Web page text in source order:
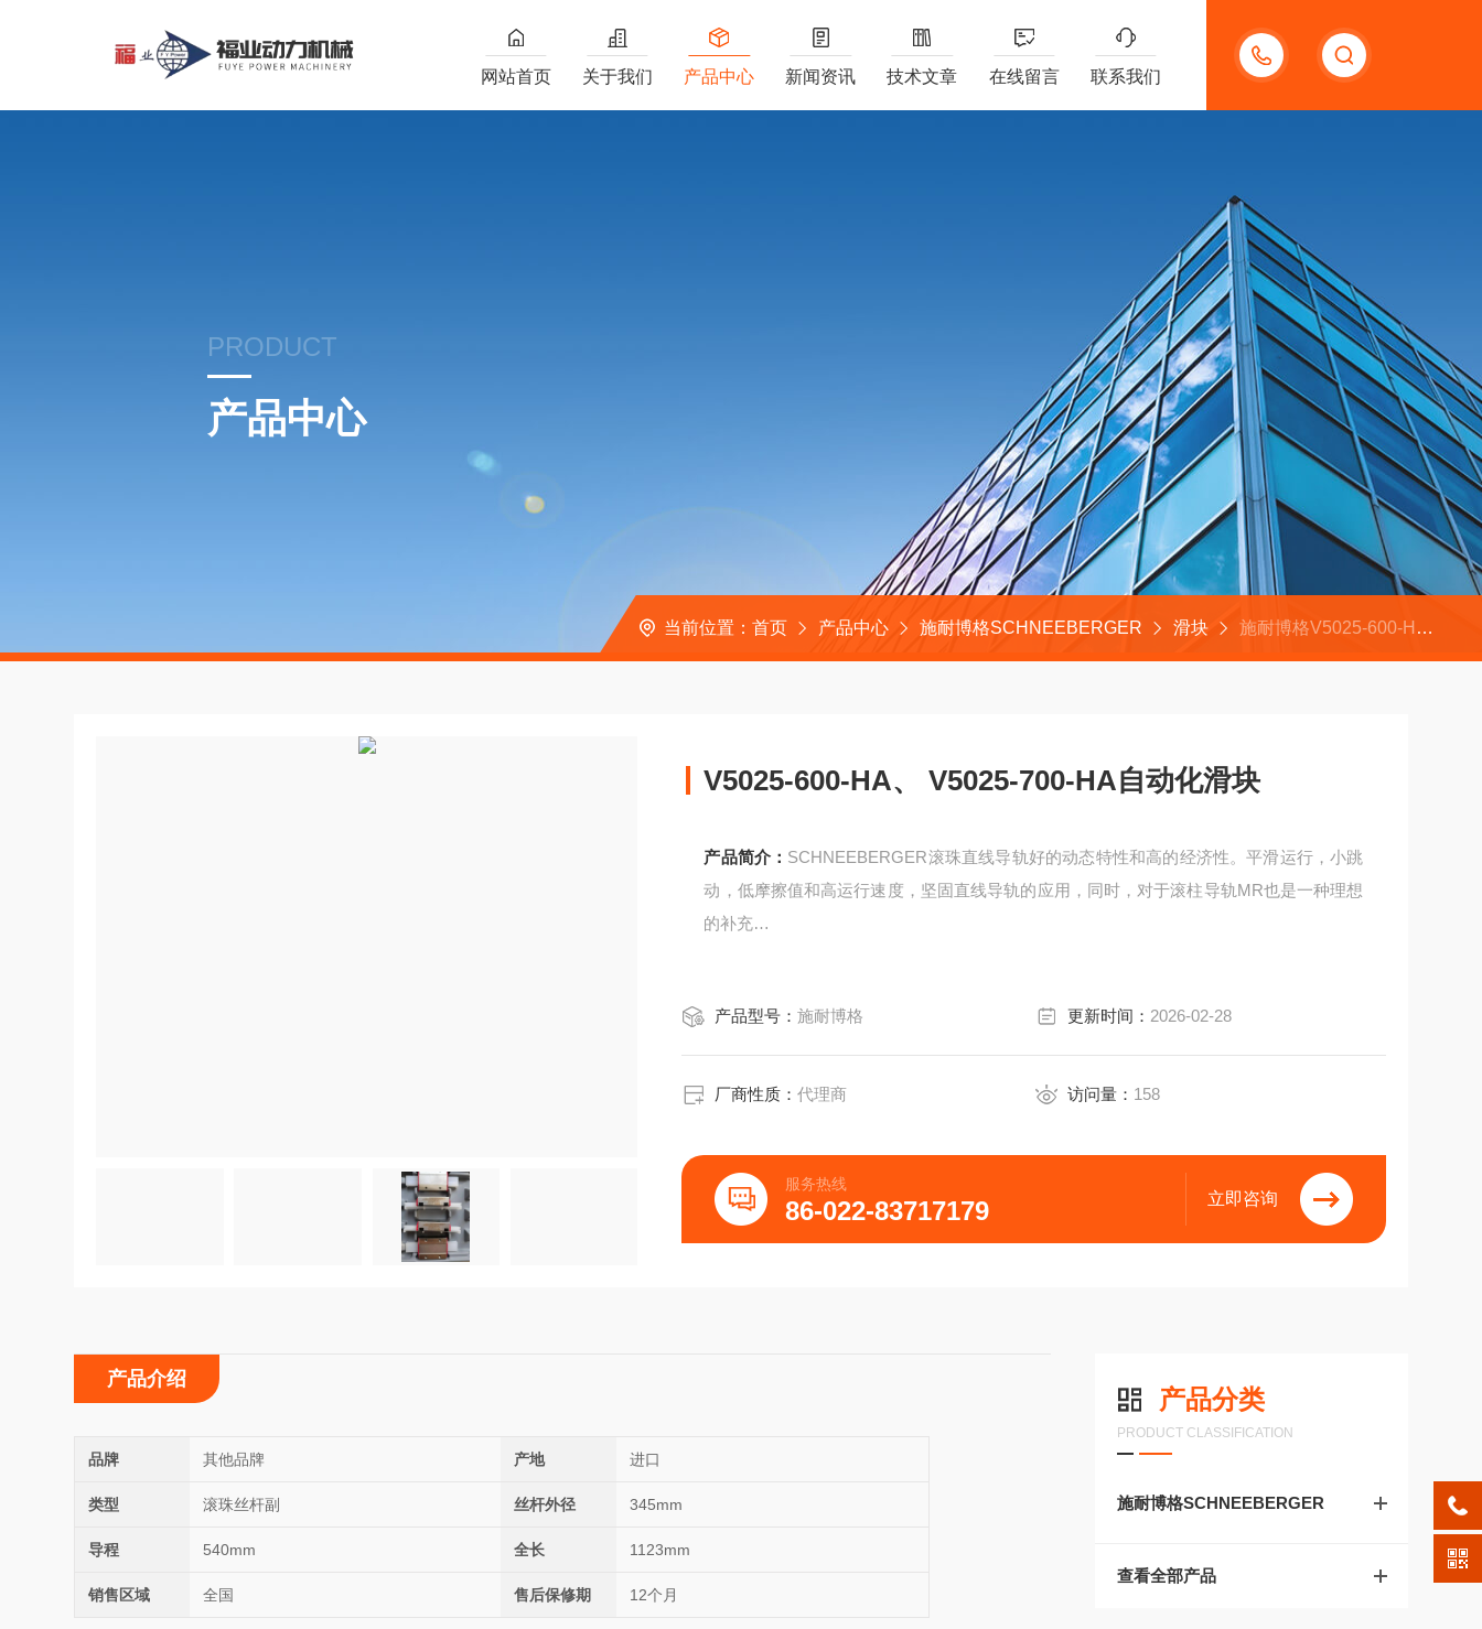
13132097161
网站首页 关于我们 产品中心 新闻资讯 技术文章 在线留言 联系我们
PRODUCT
产品中心
当前位置： 首页 产品中心 施耐博格SCHNEEBERGER 滑块 施耐博格V5025-600-HA、 V5025-700-HA自动化滑块
V5025-600-HA、 V5025-700-HA自动化滑块
产品简介： SCHNEEBERGER滚珠直线导轨好的动态特性和高的经济性。平滑运行，小跳
动，低摩擦值和高运行速度，坚固直线导轨的应用，同时，对于滚柱导轨MR也是一种理想
的补充
产品型号：施耐博格 更新时间： 2026-02-28
厂商性质：代理商 访问量： 158
服务热线
86-022-83717179 立即咨询
产品分类
PRODUCT CLASSIFICATION
施耐博格SCHNEEBERGER
查看全部产品
产品介绍
品牌 其他品牌 产地 进口
类型 滚珠丝杆副 丝杆外径 345mm
导程 540mm 全长 1123mm
销售区域 全国 售后保修期 12个月